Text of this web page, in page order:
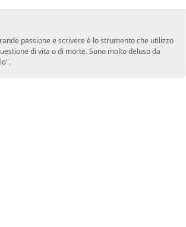
passione e scrivere è lo strumento che utilizzo
di vita o di morte. Sono molto deluso da